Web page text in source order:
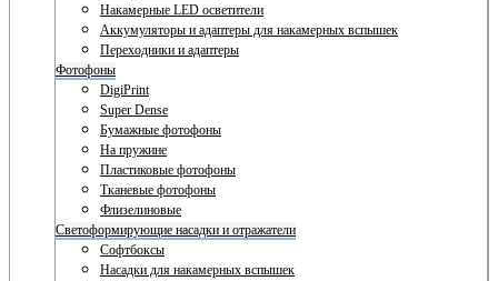
Накамерные LED осветители
Аккумуляторы и адаптеры для накамерных вспышек
Переходники и адаптеры
Фотофоны
DigiPrint
Super Dense
Бумажные фотофоны
На пружине
Пластиковые фотофоны
Тканевые фотофоны
Флизелиновые
Светоформирующие насадки и отражатели
Софтбоксы
Насадки для накамерных вспышек